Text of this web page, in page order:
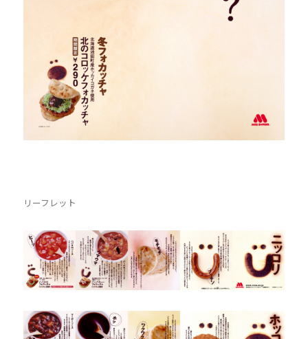
リーフレット